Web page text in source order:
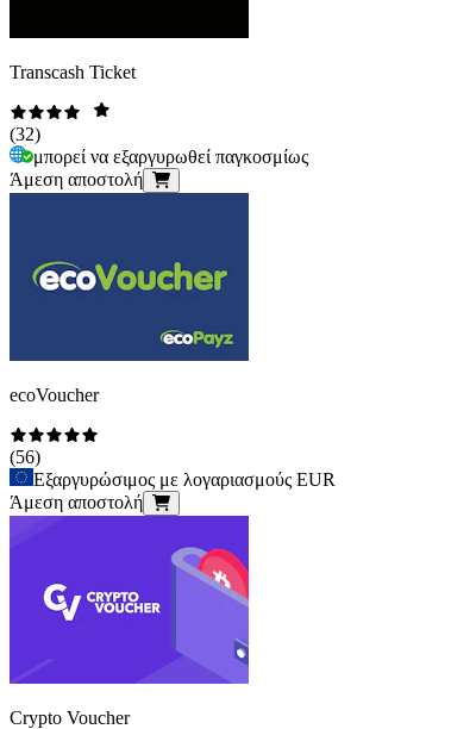
Transcash Ticket
(32)
μπορεί να εξαργυρωθεί παγκοσμίως
Άμεση αποστολή
ecoVoucher
(56)
Εξαργυρώσιμος με λογαριασμούς EUR
Άμεση αποστολή
Crypto Voucher